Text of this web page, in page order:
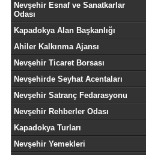
Nevşehir Esnaf ve Sanatkarlar
Odası
Kapadokya Alan Başkanlığı
Ahiler Kalkınma Ajansı
Nevşehir Ticaret Borsası
Nevşehirde Seyhat Acentaları
Nevşehir Satranç Fedarasyonu
Nevşehir Rehberler Odası
Kapadokya Turları
Nevşehir Yemekleri